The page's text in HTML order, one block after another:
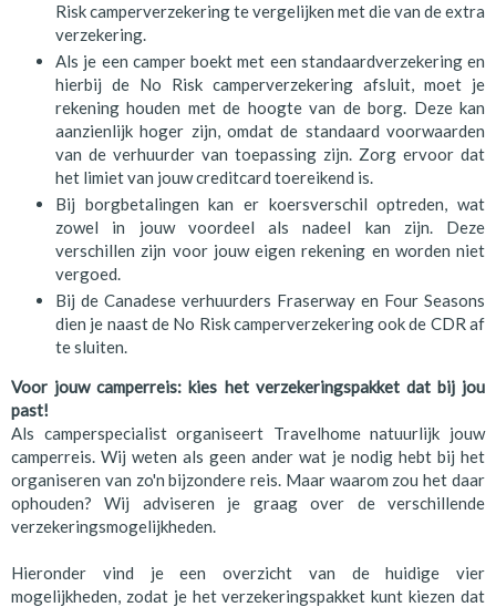
Risk camperverzekering te vergelijken met die van de extra
verzekering.
Als je een camper boekt met een standaardverzekering en
hierbij de No Risk camperverzekering afsluit, moet je
rekening houden met de hoogte van de borg. Deze kan
aanzienlijk hoger zijn, omdat de standaard voorwaarden
van de verhuurder van toepassing zijn. Zorg ervoor dat
het limiet van jouw creditcard toereikend is.
Bij borgbetalingen kan er koersverschil optreden, wat
zowel in jouw voordeel als nadeel kan zijn. Deze
verschillen zijn voor jouw eigen rekening en worden niet
vergoed.
Bij de Canadese verhuurders Fraserway en Four Seasons
dien je naast de No Risk camperverzekering ook de CDR af
te sluiten.
Voor jouw camperreis: kies het verzekeringspakket dat bij jou
past!
Als camperspecialist organiseert Travelhome natuurlijk jouw
camperreis. Wij weten als geen ander wat je nodig hebt bij het
organiseren van zo'n bijzondere reis. Maar waarom zou het daar
ophouden? Wij adviseren je graag over de verschillende
verzekeringsmogelijkheden.
Hieronder vind je een overzicht van de huidige vier
mogelijkheden, zodat je het verzekeringspakket kunt kiezen dat